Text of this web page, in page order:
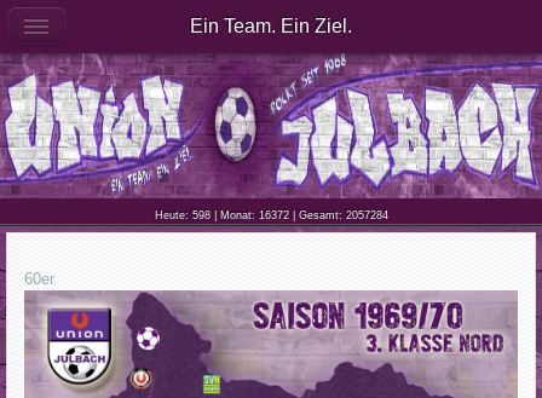
Heute: 598 | Monat: 16372 | Gesamt: 2057284
60er
Ein Team. Ein Ziel.